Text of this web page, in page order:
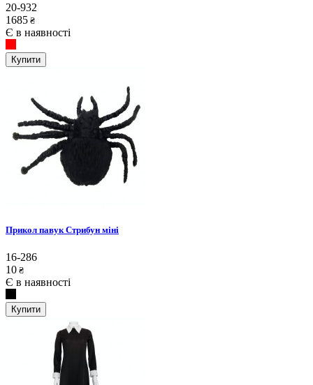
20-932
1685 ₴
Є в наявності
Купити
Прикол павук Стрибун міні
16-286
10 ₴
Є в наявності
Купити